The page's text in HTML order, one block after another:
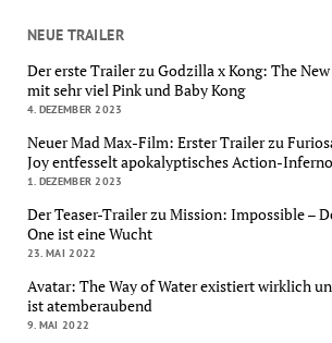
NEUE TRAILER
Der erste Trailer zu Godzilla x Kong: The
mit sehr viel Pink und Baby Kong
4. DEZEMBER 2023
Neuer Mad Max-Film: Erster Trailer zu
Joy entfesselt apokalyptisches Action-Inferno
1. DEZEMBER 2023
Der Teaser-Trailer zu Mission: Impossible –
One ist eine Wucht
23. MAI 2022
Avatar: The Way of Water existiert wirklich
ist atemberaubend
9. MAI 2022